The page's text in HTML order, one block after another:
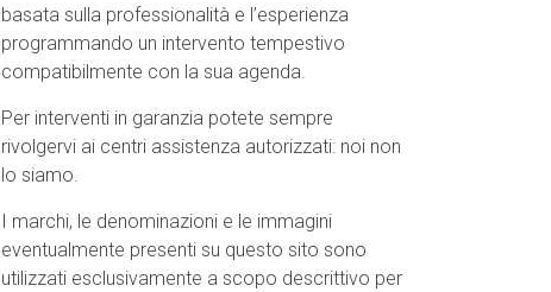
basata sulla professionalità e l’esperienza
programmando un intervento tempestivo
compatibilmente con la sua agenda.
Per interventi in garanzia potete sempre
rivolgervi ai centri assistenza autorizzati: noi non
lo siamo.
I marchi, le denominazioni e le immagini
eventualmente presenti su questo sito sono
utilizzati esclusivamente a scopo descrittivo per